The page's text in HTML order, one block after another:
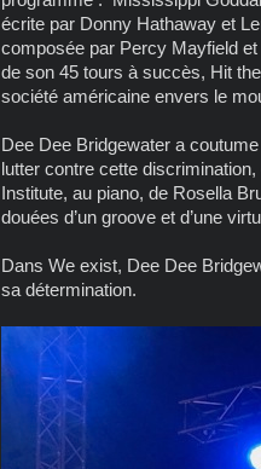
écrite par Donny Hathaway et
composée par Percy Mayfield
de son 45 tours à succès, Hit
société américaine envers le
Dee Dee Bridgewater a
lutter contre cette
Institute, au piano, de Rosella
douées d’un groove et d’une
Dans We exist, Dee Dee
sa détermination.